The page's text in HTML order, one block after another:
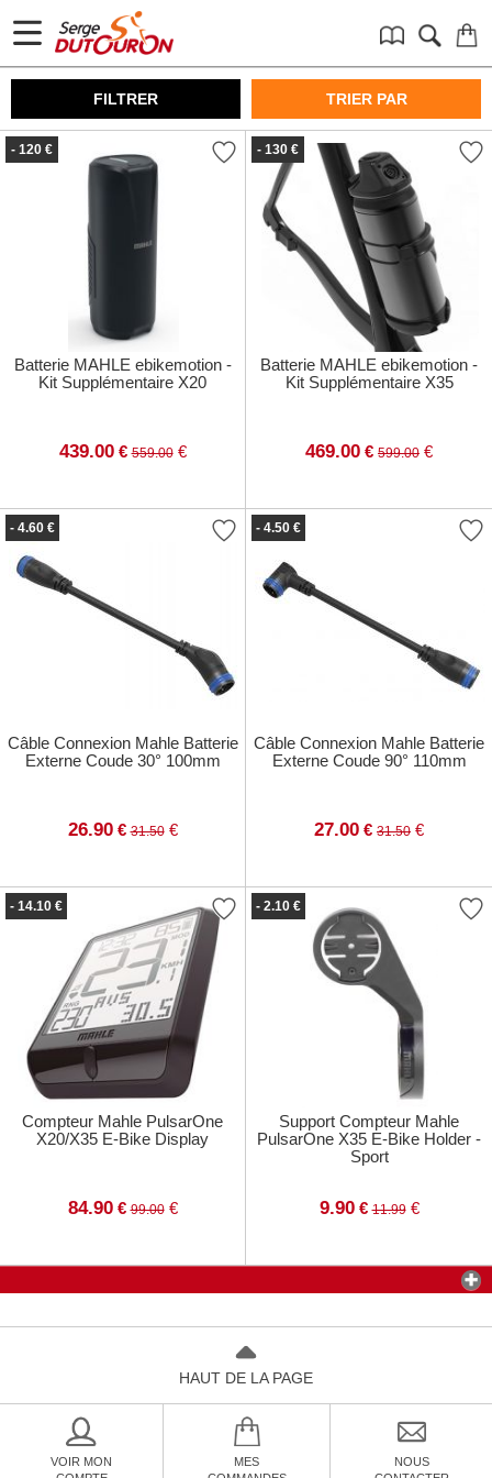
FILTRER TRIER PAR
- 120 €
Batterie MAHLE ebikemotion -
Kit Supplémentaire X20
439.00 € 559.00€
- 130 €
Batterie MAHLE ebikemotion -
Kit Supplémentaire X35
469.00 € 599.00 €
- 4.60 €
Câble Connexion Mahle Batterie
Externe Coude 30° 100mm
26.90 € 31.50€
- 4.50 €
Câble Connexion Mahle Batterie
Externe Coude 90° 110mm
27.00 € 31.50 €
- 14.10 €
Compteur Mahle PulsarOne
X20/X35 E-Bike Display
84.90 € 99.00€
- 2.10 €
Support Compteur Mahle
PulsarOne X35 E-Bike Holder -
Sport
9.90 € 11.99€
HAUT DE LA PAGE
VOIR MON
MES
NOUS